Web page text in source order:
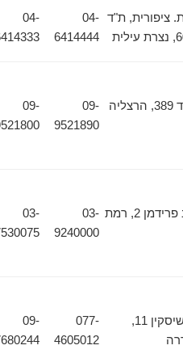
ציפורית, ת"ד 04-
6414444
04-
6414333
ת"ד 389, הרצליה
09-
9521890
09-
9521800
דב פרידמן 2, רמת 03-
9240000
03-
7530075
אושיסקין 11,
077-
4605012
09-
7680244